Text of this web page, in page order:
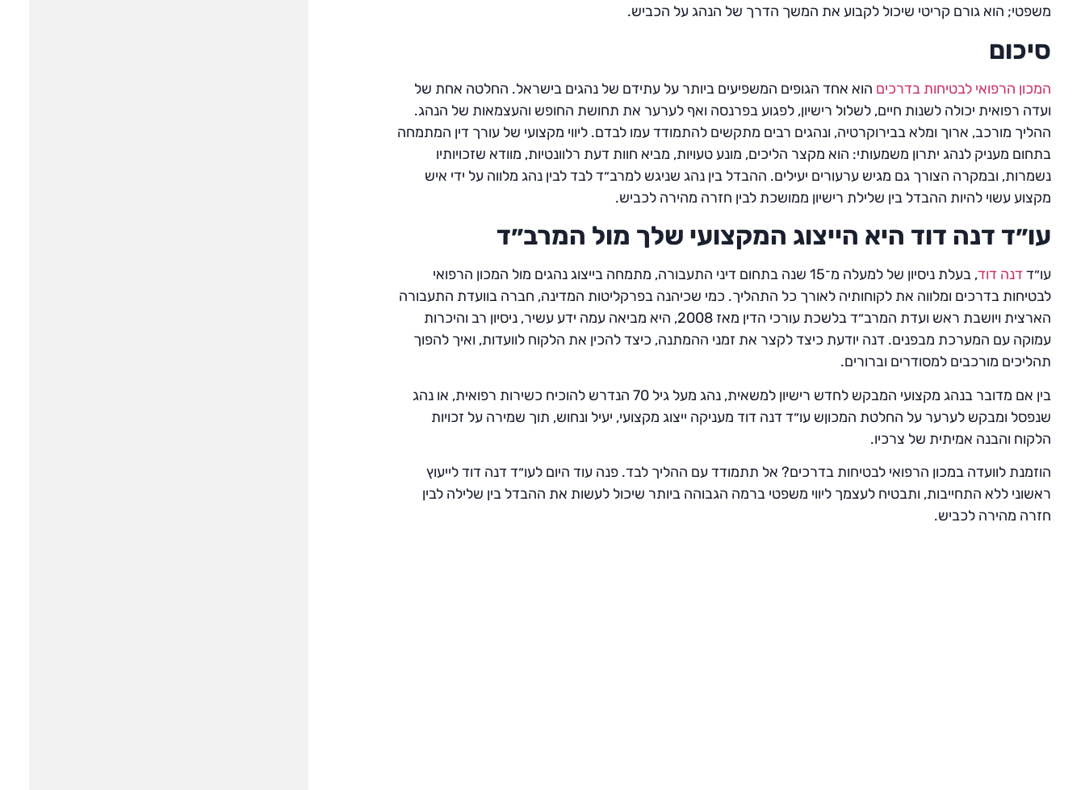
משפטי; הוא גורם קריטי שיכול לקבוע את המשך הדרך של הנהג על הכביש.
סיכום
המכון הרפואי לבטיחות בדרכים הוא אחד הגופים המשפיעים ביותר על עתידם של נהגים בישראל. החלטה אחת של
ועדה רפואית יכולה לשנות חיים, לשלול רישיון, לפגוע בפרנסה ואף לערער את תחושת החופש והעצמאות של הנהג.
ההליך מורכב, ארוך ומלא בבירוקרטיה, ונהגים רבים מתקשים להתמודד עמו לבדם. ליווי מקצועי של עורך דין המתמחה
בתחום מעניק לנהג יתרון משמעותי: הוא מקצר הליכים, מונע טעויות, מביא חוות דעת רלוונטיות, מוודא שזכויותיו
נשמרות, ובמקרה הצורך גם מגיש ערעורים יעילים. ההבדל בין נהג שניגש למרב״ד לבד לבין נהג מלווה על ידי איש
מקצוע עשוי להיות ההבדל בין שלילת רישיון ממושכת לבין חזרה מהירה לכביש.
עו״ד דנה דוד היא הייצוג המקצועי שלך מול המרב״ד
עו״דדנה דוד
, בעלת ניסיון של למעלה מ־15 שנה בתחום דיני התעבורה, מתמחה בייצוג נהגים מול המכון הרפואי
לבטיחות בדרכים ומלווה את לקוחותיה לאורך כל התהליך. כמי שכיהנה בפרקליטות המדינה, חברה בוועדת התעבורה
הארצית ויושבת ראש ועדת המרב״ד בלשכת עורכי הדין מאז 2008, היא מביאה עמה ידע עשיר, ניסיון רב והיכרות
עמוקה עם המערכת מבפנים. דנה יודעת כיצד לקצר את זמני ההמתנה, כיצד להכין את הלקוח לוועדות, ואיך להפוך
תהליכים מורכבים למסודרים וברורים.
בין אם מדובר בנהג מקצועי המבקש לחדש רישיון למשאית, נהג מעל גיל 70 הנדרש להוכיח כשירות רפואית, או נהג
שנפסל ומבקש לערער על החלטת המכוןש עו״ד דנה דוד מעניקה ייצוג מקצועי, יעיל ונחוש, תוך שמירה על זכויות
הלקוח והבנה אמיתית של צרכיו.
הוזמנת לוועדה במכון הרפואי לבטיחות בדרכים? אל תתמודד עם ההליך לבד. פנה עוד היום לעו״ד דנה דוד לייעוץ
ראשוני ללא התחייבות, ותבטיח לעצמך ליווי משפטי ברמה הגבוהה ביותר שיכול לעשות את ההבדל בין שלילה לבין
חזרה מהירה לכביש.